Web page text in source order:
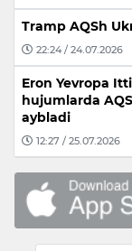
Tramp AQSh
22:24 / 24.07.2026
Eron Yevropa
hujumlarda
aybladi
12:27 / 25.07.2026